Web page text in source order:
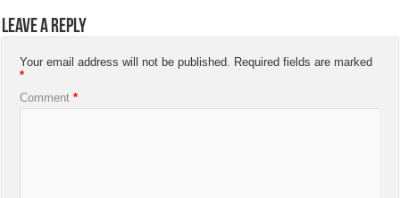
Leave a Reply
Your email address will not be published. Required fields are marked
*
Comment*